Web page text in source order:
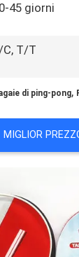
45 giorni
C, T/T
di ping-pong,
MIGLIOR